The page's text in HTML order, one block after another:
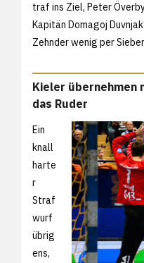
traf ins Ziel, Peter
Kapitän Domagoj
Zehnder wenig per
Kieler übernehmen
das Ruder
Ein
knall
harte
r
Straf
wurf
übrig
ens,